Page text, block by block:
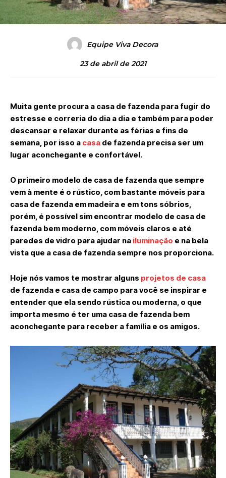
Equipe Viva Decora
23 de abril de 2021
Muita gente procura a casa de fazenda para fugir do
estresse e correria do dia a dia e também para poder
descansar e relaxar durante as férias e fins de
semana, por isso a casa de fazenda precisa ser um
lugar aconchegante e confortável.
O primeiro modelo de casa de fazenda que sempre
vem à mente é o rústico, com bastante móveis para
casa de fazenda em madeira e em tons sóbrios,
porém, é possível sim encontrar modelo de casa de
fazenda bem moderno, com móveis claros e até
paredes de vidro para ajudar na iluminação e na bela
vista que a casa de fazenda sempre nos proporciona.
Hoje nós vamos te mostrar alguns projetos de casa
de fazenda e casa de campo para você se inspirar e
entender que ela sendo rústica ou moderna, o que
importa mesmo é ter uma casa de fazenda bem
aconchegante para receber a família e os amigos.